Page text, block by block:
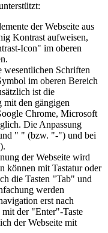
der Webseite aus
Kontrast aufweisen,
Icon" im oberen
Schriften
im oberen Bereich
ist die
mit den gängigen
Chrome, Microsoft
Die Anpassung
" " (bzw. "-") und bei
der Webseite wird
können mit Tastatur oder
die Tasten "Tab" und
werden
erst nach
der "Enter"-Taste
der Webseite mit